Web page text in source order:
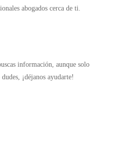
abogados cerca de ti.
información, aunque solo
¡déjanos ayudarte!